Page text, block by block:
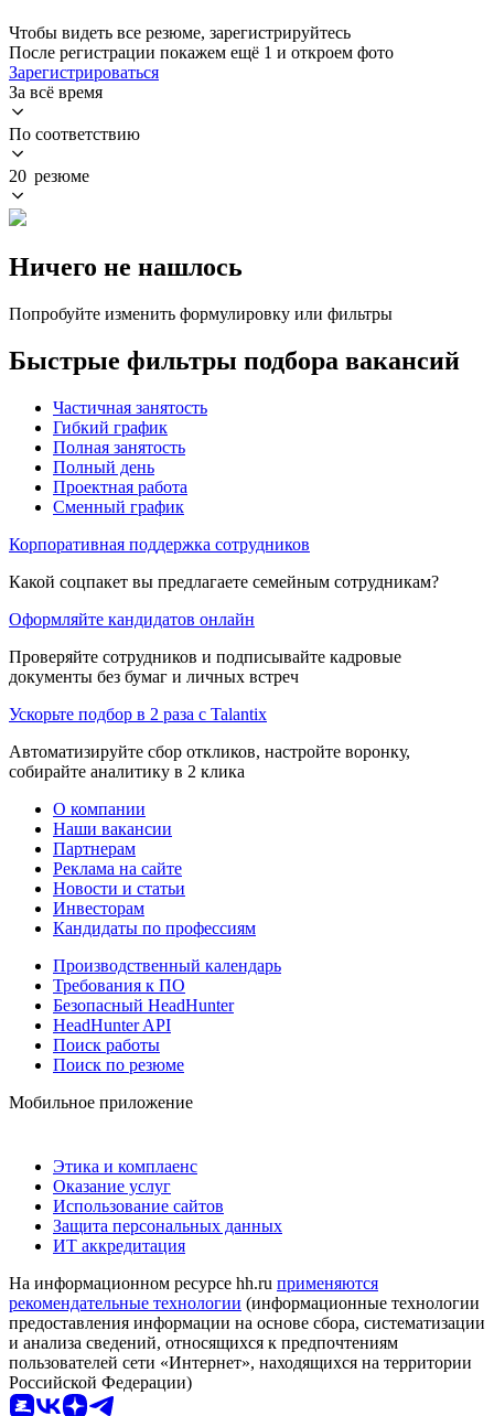
Чтобы видеть все резюме, зарегистрируйтесь
После регистрации покажем ещё 1 и откроем фото
Зарегистрироваться
За всё время
По соответствию
20 резюме
Ничего не нашлось
Попробуйте изменить формулировку или фильтры
Быстрые фильтры подбора вакансий
Частичная занятость
Гибкий график
Полная занятость
Полный день
Проектная работа
Сменный график
Корпоративная поддержка сотрудников
Какой соцпакет вы предлагаете семейным сотрудникам?
Оформляйте кандидатов онлайн
Проверяйте сотрудников и подписывайте кадровые
документы без бумаг и личных встреч
Ускорьте подбор в 2 раза с Talantix
Автоматизируйте сбор откликов, настройте воронку,
собирайте аналитику в 2 клика
О компании
Наши вакансии
Партнерам
Реклама на сайте
Новости и статьи
Инвесторам
Кандидаты по профессиям
Производственный календарь
Требования к ПО
Безопасный HeadHunter
HeadHunter API
Поиск работы
Поиск по резюме
Мобильное приложение
Этика и комплаенс
Оказание услуг
Использование сайтов
Защита персональных данных
ИТ аккредитация
На информационном ресурсе hh.ru применяются
рекомендательные технологии (информационные технологии
предоставления информации на основе сбора, систематизации
и анализа сведений, относящихся к предпочтениям
пользователей сети «Интернет», находящихся на территории
Российской Федерации)